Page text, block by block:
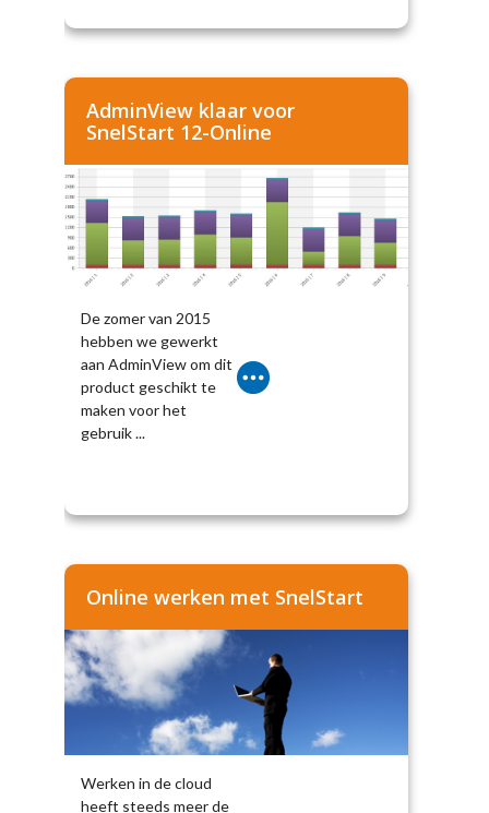
AdminView klaar voor
SnelStart 12-Online
De zomer van 2015
hebben we gewerkt
aan AdminView om dit
product geschikt te
maken voor het
gebruik ...
Online werken met SnelStart
Werken in de cloud
heeft steeds meer de